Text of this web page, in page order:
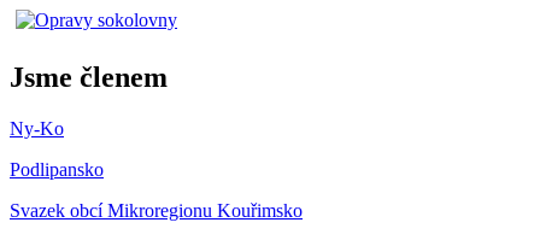
Jsme členem
Ny-Ko
Podlipansko
Svazek obcí Mikroregionu Kouřimsko